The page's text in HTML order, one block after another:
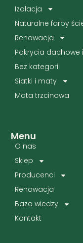
Menu
O nas
Sklep
Producenci
Renowacja
Baza wiedzy
Kontakt
Izolacja
Naturalne farby
Renowacja
Pokrycia dachowe
Bez kategorii
Siatki i maty
Mata trzcinowa